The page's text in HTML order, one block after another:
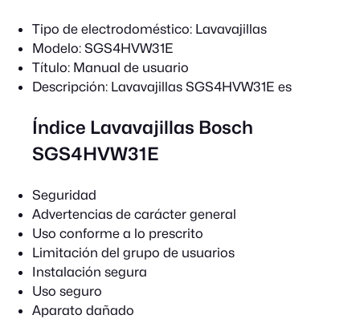
Tipo de electrodoméstico: Lavavajillas
Modelo: SGS4HVW31E
Título: Manual de usuario
Descripción: Lavavajillas SGS4HVW31E es
Índice Lavavajillas Bosch
SGS4HVW31E
Seguridad
Advertencias de carácter general
Uso conforme a lo prescrito
Limitación del grupo de usuarios
Instalación segura
Uso seguro
Aparato dañado